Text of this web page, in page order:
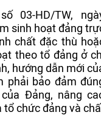
03-HD/TW,
sinh hoạt đảng
chất đặc thù
theo tổ đảng ở
hướng dẫn mới
phải bảo đảm
Đảng, nâng
tổ chức đảng và